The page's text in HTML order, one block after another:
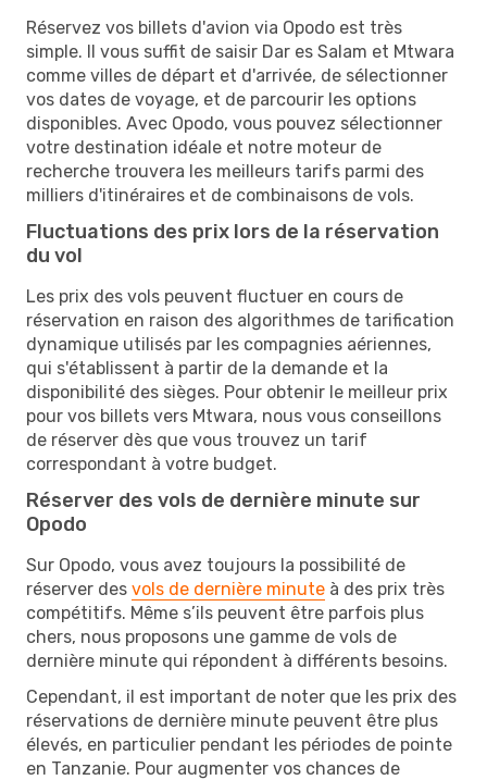
Réservez vos billets d'avion via Opodo est très
simple. Il vous suffit de saisir Dar es Salam et Mtwara
comme villes de départ et d'arrivée, de sélectionner
vos dates de voyage, et de parcourir les options
disponibles. Avec Opodo, vous pouvez sélectionner
votre destination idéale et notre moteur de
recherche trouvera les meilleurs tarifs parmi des
milliers d'itinéraires et de combinaisons de vols.
Fluctuations des prix lors de la réservation
du vol
Les prix des vols peuvent fluctuer en cours de
réservation en raison des algorithmes de tarification
dynamique utilisés par les compagnies aériennes,
qui s'établissent à partir de la demande et la
disponibilité des sièges. Pour obtenir le meilleur prix
pour vos billets vers Mtwara, nous vous conseillons
de réserver dès que vous trouvez un tarif
correspondant à votre budget.
Réserver des vols de dernière minute sur
Opodo
Sur Opodo, vous avez toujours la possibilité de
réserver des vols de dernière minute à des prix très
compétitifs. Même s’ils peuvent être parfois plus
chers, nous proposons une gamme de vols de
dernière minute qui répondent à différents besoins.
Cependant, il est important de noter que les prix des
réservations de dernière minute peuvent être plus
élevés, en particulier pendant les périodes de pointe
en Tanzanie. Pour augmenter vos chances de